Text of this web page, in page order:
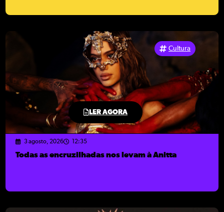
LER AGORA
Cultura
3 agosto, 2026 12:35
Todas as encruzilhadas nos levam à Anitta